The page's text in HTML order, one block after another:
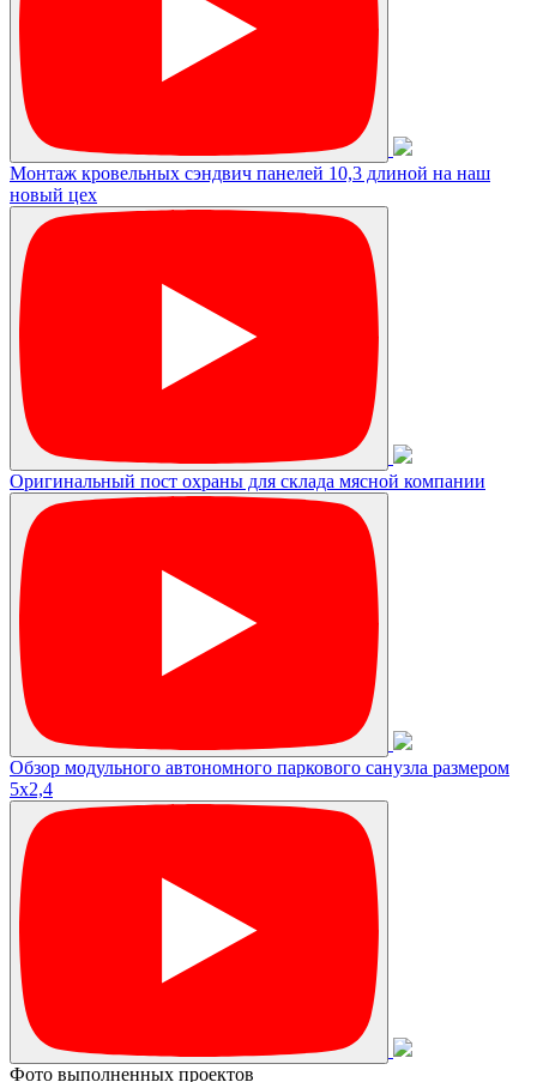
Монтаж кровельных сэндвич панелей 10,3 длиной на наш
новый цех
Оригинальный пост охраны для склада мясной компании
Обзор модульного автономного паркового санузла размером
5х2,4
Фото выполненных проектов